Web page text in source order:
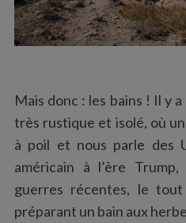
Mais donc : les bains ! Il y
très rustique et isolé, où
à poil et nous parle des
américain à l’ère
guerres récentes, le
préparant un bain aux